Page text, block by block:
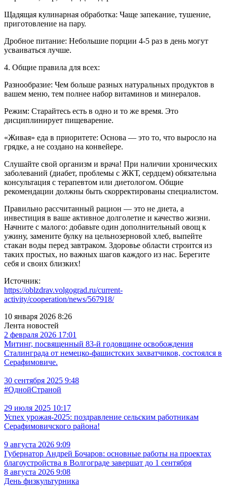
Щадящая кулинарная обработка: Чаще запекание, тушение,
приготовление на пару.
Дробное питание: Небольшие порции 4-5 раз в день могут
усваиваться лучше.
4. Общие правила для всех:
Разнообразие: Чем больше разных натуральных продуктов в
вашем меню, тем полнее набор витаминов и минералов.
Режим: Старайтесь есть в одно и то же время. Это
дисциплинирует пищеварение.
«Живая» еда в приоритете: Основа — это то, что выросло на
грядке, а не создано на конвейере.
Слушайте свой организм и врача! При наличии хронических
заболеваний (диабет, проблемы с ЖКТ, сердцем) обязательна
консультация с терапевтом или диетологом. Общие
рекомендации должны быть скорректированы специалистом.
Правильно рассчитанный рацион — это не диета, а
инвестиция в ваше активное долголетие и качество жизни.
Начните с малого: добавьте один дополнительный овощ к
ужину, замените булку на цельнозерновой хлеб, выпейте
стакан воды перед завтраком. Здоровье области строится из
таких простых, но важных шагов каждого из нас. Берегите
себя и своих близких!
Источник:
https://oblzdrav.volgograd.ru/current-
activity/cooperation/news/567918/
10 января 2026 8:26
Лента новостей
2 февраля 2026 17:01
Митинг, посвященный 83-й годовщине освобождения
Сталинграда от немецко-фашистских захватчиков, состоялся в
Серафимовиче.
30 сентября 2025 9:48
#ОднойСтраной
29 июля 2025 10:17
Успех урожая-2025: поздравление сельским работникам
Серафимовичского района!
9 августа 2026 9:09
Губернатор Андрей Бочаров: основные работы на проектах
благоустройства в Волгограде завершат до 1 сентября
8 августа 2026 9:08
День физкультурника